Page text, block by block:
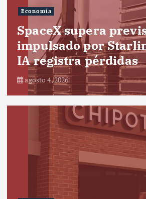
Economía
SpaceX supera
impulsado por
IA registra pérdidas
agosto 4, 2026